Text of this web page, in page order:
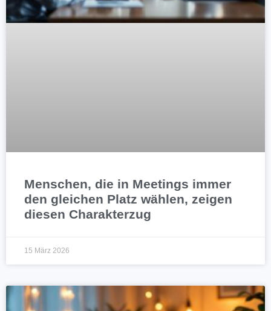
Menschen, die in Meetings immer
den gleichen Platz wählen, zeigen
diesen Charakterzug
15 März 2026